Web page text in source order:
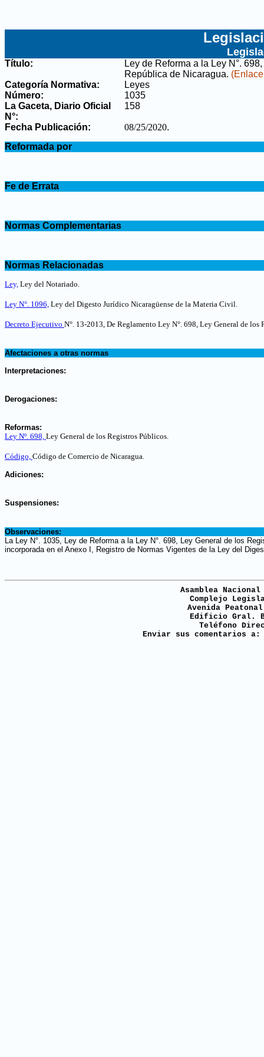
Título:
Ley de Reforma a la Ley N°.
República de Nicaragua.
Categoría Normativa:
Leyes
Número:
1035
La Gaceta, Diario Oficial
N°:
158
Fecha Publicación: 08/25/2020.
Reformada por
Fe de Errata
Normas Complementarias
Normas Relacionadas
Ley, Ley del Notariado.
Ley N°. 1096, Ley del Digesto Jurídico Nicaragüense de la Materia Civil.
Decreto Ejecutivo N°. 13-2013, De Reglamento Ley N°. 698, Ley General de los
Afectaciones a otras normas
Interpretaciones:
Derogaciones:
Reformas:
Ley Nº. 698, Ley General de los Registros Públicos.
Código, Código de Comercio de Nicaragua.
Adiciones:
Suspensiones:
Observaciones:
La Ley N°. 1035, Ley de Reforma a la Ley N°. 698, Ley General de los
incorporada en el Anexo I, Registro de Normas Vigentes de la Ley del
Asamblea
Complejo
Avenida
Edificio Gral.
Teléfono
Enviar sus comentarios